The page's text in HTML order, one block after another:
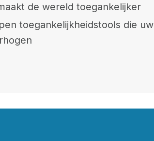
de wereld toegankelijker
toegankelijkheidstools die uw